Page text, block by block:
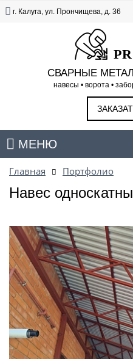
г. Калуга, ул. Прончищева, д. 36
СВАРНЫЕ
навесы • ворота •
МЕНЮ
Главная Портфолио
Навес